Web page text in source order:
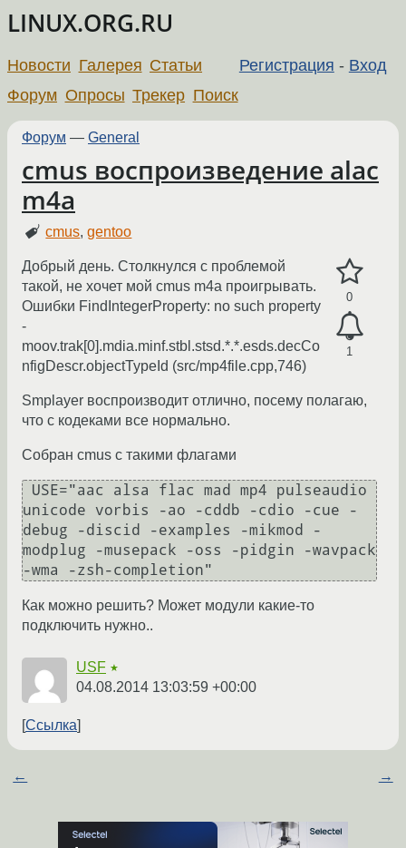
LINUX.ORG.RU
Регистрация - Вход
Новости Галерея Статьи
Форум Опросы Трекер Поиск
Форум — General
cmus воспроизведение alac
m4a
cmus,gentoo
0
1
Добрый день. Столкнулся с проблемой
такой, не хочет мой cmus m4a проигрывать.
Ошибки FindIntegerProperty: no such property
-
moov.trak[0].mdia.minf.stbl.stsd.*.*.esds.decCo
nfigDescr.objectTypeId (src/mp4file.cpp,746)
Smplayer воспроизводит отлично, посему полагаю,
что с кодеками все нормально.
Собран cmus с такими флагами
unicode vorbis -ao -cddb -cdio -cue -
debug -discid -examples -mikmod -
modplug -musepack -oss -pidgin -wavpack
Как можно решить? Может модули какие-то
подключить нужно..
USF ★
04.08.2014 13:03:59 +00:00
Ссылка
← →